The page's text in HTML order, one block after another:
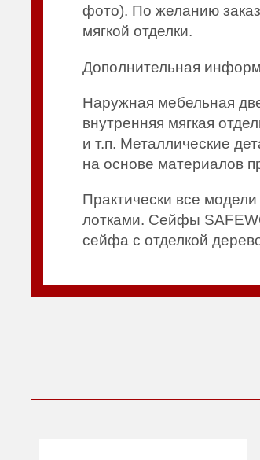
фото). По желанию
мягкой отделки.
Дополнительная
Наружная мебельная
внутренняя мягкая
и т.п. Металлические
на основе материалов
Практически все
лотками. Cейфы
сейфа с отделкой